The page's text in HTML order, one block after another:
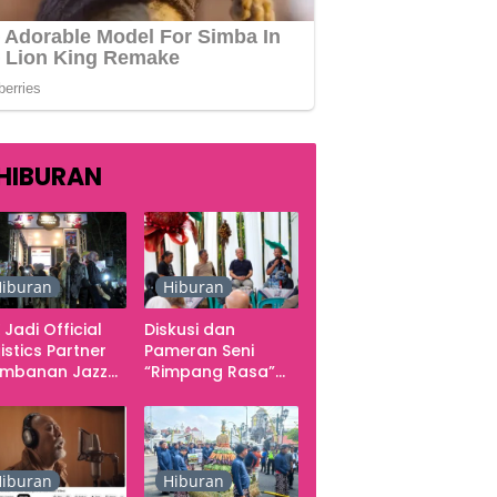
Jadi Official
Partner
Jazz
Seluruh
Konser
Hiburan
Diskusi dan
Pameran Seni
“Rimpang Rasa”
sampai Kritik
terhadap
Yogyakarta
sebagai Pusat
Hiburan